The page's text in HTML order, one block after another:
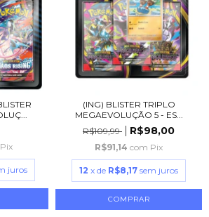
Pix
juros
(ING) BLISTER TRIPLO
MEGAEVOLUÇÃO 5 - ES...
R$109,99
R$98,00
R$91,14 com Pix
12 x de R$8,17 sem juros